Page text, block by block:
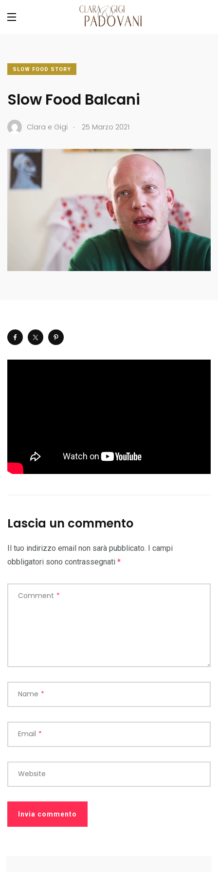
SLOW FOOD STORY
Slow Food Balcani
Clara e Gigi . 25 Marzo 2021
Lascia un commento
Il tuo indirizzo email non sarà pubblicato. I campi
obbligatori sono contrassegnati *
Comment *
Name *
Email *
Website